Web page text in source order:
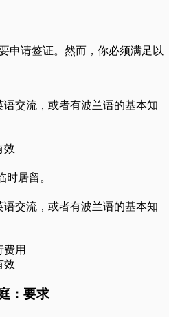
申请签证。然而，你必须满足以
交流，或者有波兰语的基本知
效
时居留。
交流，或者有波兰语的基本知
费用
效
：要求